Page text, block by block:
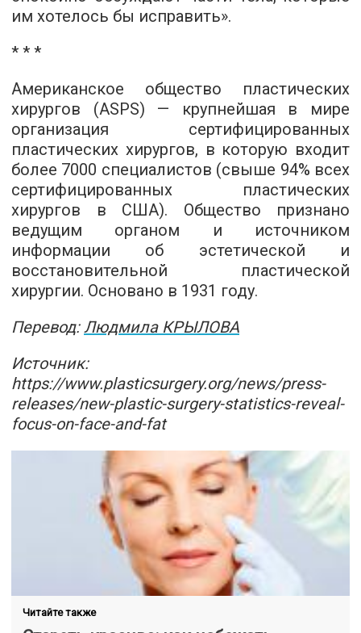
им хотелось бы исправить».
* * *
Американское общество пластических
хирургов (ASPS) — крупнейшая в мире
организация сертифицированных
пластических хирургов, в которую входит
более 7000 специалистов (свыше 94% всех
сертифицированных пластических
хирургов в США). Общество признано
ведущим органом и источником
информации об эстетической и
восстановительной пластической
хирургии. Основано в 1931 году.
Перевод:Людмила КРЫЛОВА
Источник:
https://www.plasticsurgery.org/news/press-
releases/new-plastic-surgery-statistics-reveal-
focus-on-face-and-fat
Читайте также